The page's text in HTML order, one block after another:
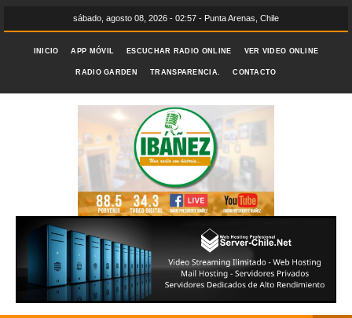
sábado, agosto 08, 2026 - 02:57 - Punta Arenas, Chile
INICIO APP MÓVIL ESCUCHAR RADIO ONLINE VER VIDEO ONLINE
RADIO GARDEN TRANSPARENCIA. CONTACTO